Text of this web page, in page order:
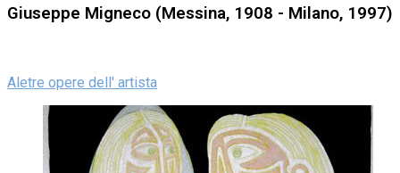
Giuseppe Migneco (Messina, 1908 - Milano, 1997)
Aletre opere dell' artista